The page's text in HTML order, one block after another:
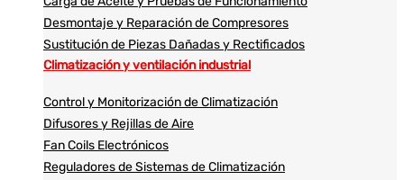
Desmontaje y Reparación de Compresores
Sustitución de Piezas Dañadas y Rectificados
Climatización y ventilación industrial
Control y Monitorización de Climatización
Difusores y Rejillas de Aire
Fan Coils Electrónicos
Reguladores de Sistemas de Climatización